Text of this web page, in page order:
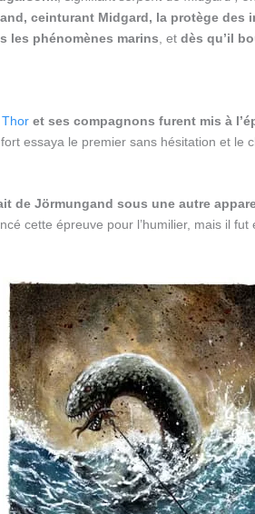
ceinturant Midgard, la protège des
les phénomènes marins , et dès qu’il
Thor et ses compagnons furent mis à
fort essaya le premier sans hésitation et le
de Jörmungand sous une autre
cette épreuve pour l’humilier, mais il fut